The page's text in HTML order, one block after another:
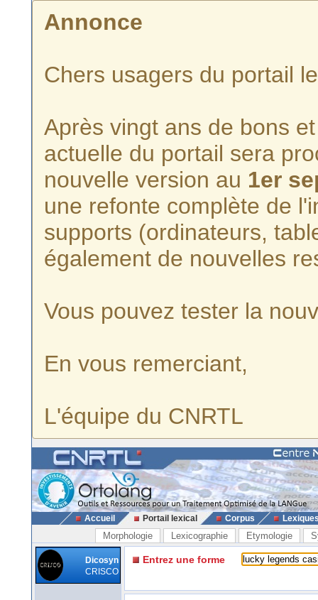
Annonce
Chers usagers du portail
Après vingt ans de bons
actuelle du portail sera
nouvelle version au 1er
une refonte complète de
supports (ordinateurs,
également de nouvelles
Vous pouvez tester la
En vous remerciant,
L'équipe du CNRTL
Accueil Portail lexical Corpus
Morphologie Lexicographie Etymologie
Dicosyn
CRISCO
Entrez une forme